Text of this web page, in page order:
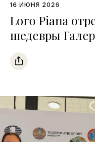
16 ИЮНЯ 2026
Loro Piana
шедевры